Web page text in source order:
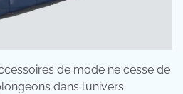
de mode ne cesse de
dans l’univers